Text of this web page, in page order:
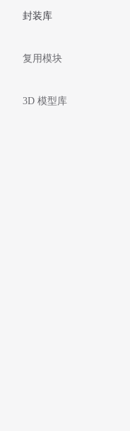
封装库
复用模块
3D 模型库